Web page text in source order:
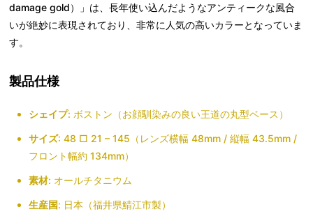
damage gold）」は、長年使い込んだようなアンティークな風合
いが絶妙に表現されており、非常に人気の高いカラーとなっていま
す。
製品仕様
シェイプ: ボストン（お顔馴染みの良い王道の丸型ベース）
サイズ: 48 □ 21 – 145（レンズ横幅 48mm / 縦幅 43.5mm /
フロント幅約 134mm）
素材: オールチタニウム
生産国: 日本（福井県鯖江市製）